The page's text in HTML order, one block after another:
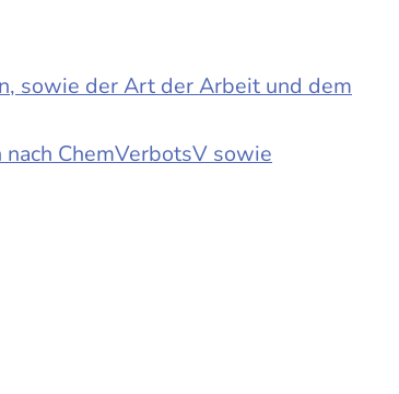
sowie der Art der Arbeit und dem
ChemVerbotsV sowie